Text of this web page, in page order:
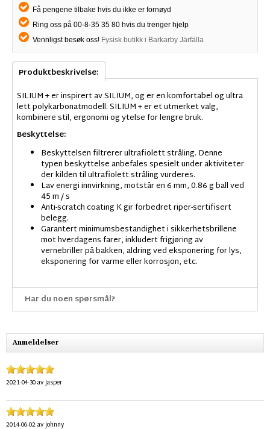
Få pengene tilbake hvis du ikke er fornøyd
Ring oss på 00-8-35 35 80 hvis du trenger hjelp
Vennligst besøk oss! Fysisk butikk i Barkarby Järfälla
Produktbeskrivelse:
SILIUM + er inspirert av SILIUM, og er en komfortabel og ultra
lett polykarbonatmodell. SILIUM + er et utmerket valg,
kombinere stil, ergonomi og ytelse for lengre bruk.
Beskyttelse:
Beskyttelsen filtrerer ultrafiolett stråling. Denne
typen beskyttelse anbefales spesielt under aktiviteter
der kilden til ultrafiolett stråling vurderes.
Lav energi innvirkning, motstår en 6 mm, 0.86 g ball ved
45 m / s
Anti-scratch coating K gir forbedret riper-sertifisert
belegg.
Garantert minimumsbestandighet i sikkerhetsbrillene
mot hverdagens farer, inkludert frigjøring av
vernebriller på bakken, aldring ved eksponering for lys,
eksponering for varme eller korrosjon, etc.
Har du noen spørsmål?
Anmeldelser
2021-04-30avJasper
2014-06-02avJohnny